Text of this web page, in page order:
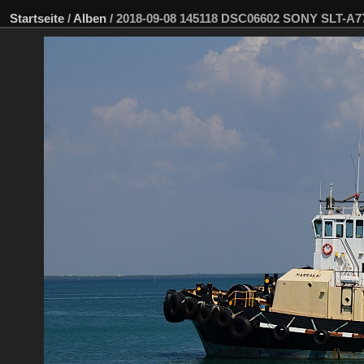
Startseite / Alben / 2018-09-08 145118 DSC06602 SONY SLT-